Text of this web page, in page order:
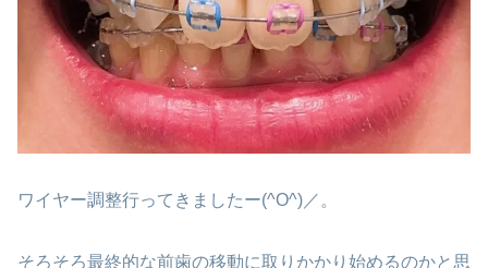
ワイヤー調整行ってきましたー(^O^)／。
そろそろ最終的な前歯の移動に取りかかり始めるのかと思